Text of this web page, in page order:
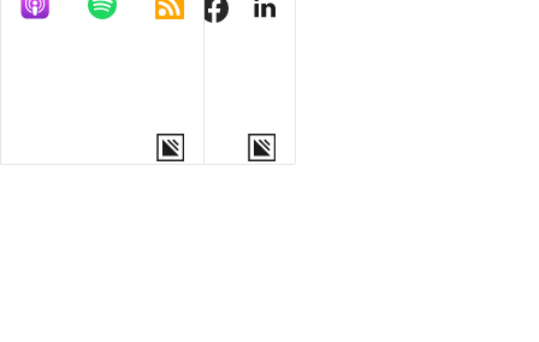
COPY LINK